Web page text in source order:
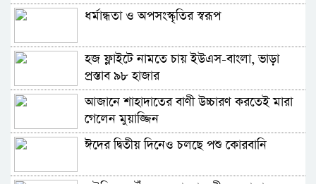
ধর্মান্ধতা ও অপসংস্কৃতির স্বরূপ
হজ ফ্লাইটে নামতে চায় ইউএস-বাংলা, ভাড়া
প্রস্তাব ৯৮ হাজার
আজানে শাহাদাতের বাণী উচ্চারণ করতেই মারা
গেলেন মুয়াজ্জিন
ঈদের দ্বিতীয় দিনেও চলছে পশু কোরবানি